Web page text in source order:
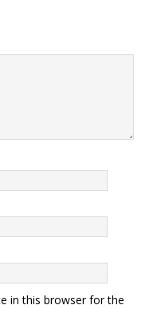
in this browser for the